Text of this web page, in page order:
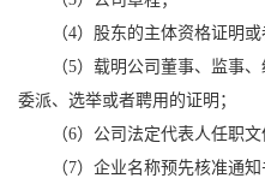
（4）股东的主体资格证明
（5）载明公司董事、监事
委派、选举或者聘用的证明；
（6）公司法定代表人任职文
（7）企业名称预先核准通知